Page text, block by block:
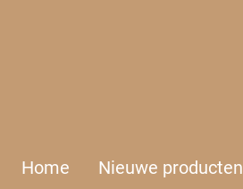
Home Nieuwe producten